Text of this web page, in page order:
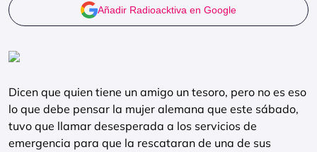
Añadir Radioacktiva en Google
Dicen que quien tiene un amigo un tesoro, pero no es eso
lo que debe pensar la mujer alemana que este sábado,
tuvo que llamar desesperada a los servicios de
emergencia para que la rescataran de una de sus